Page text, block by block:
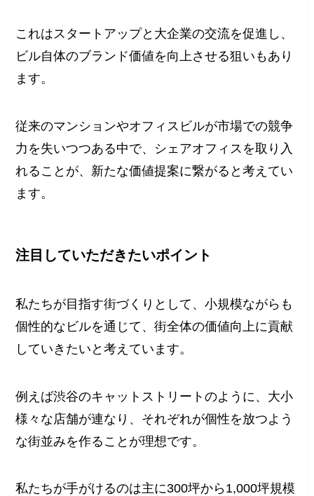
これはスタートアップと大企業の交流を促進し、
ビル自体のブランド価値を向上させる狙いもあり
ます。
従来のマンションやオフィスビルが市場での競争
力を失いつつある中で、シェアオフィスを取り入
れることが、新たな価値提案に繋がると考えてい
ます。
注目していただきたいポイント
私たちが目指す街づくりとして、小規模ながらも
個性的なビルを通じて、街全体の価値向上に貢献
していきたいと考えています。
例えば渋谷のキャットストリートのように、大小
様々な店舗が連なり、それぞれが個性を放つよう
な街並みを作ることが理想です。
私たちが手がけるのは主に300坪から1,000坪規模